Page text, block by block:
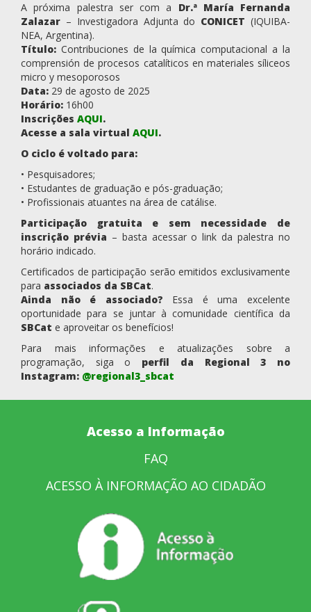
A próxima palestra ser com a Dr.ª María Fernanda
Zalazar – Investigadora Adjunta do CONICET (IQUIBA-
NEA, Argentina).
Título: Contribuciones de la química computacional a la
comprensión de procesos catalíticos en materiales síliceos
micro y mesoporosos
Data: 29 de agosto de 2025
Horário: 16h00
Inscrições AQUI.
Acesse a sala virtual AQUI.
O ciclo é voltado para:
• Pesquisadores;
• Estudantes de graduação e pós-graduação;
• Profissionais atuantes na área de catálise.
Participação gratuita e sem necessidade de
inscrição prévia – basta acessar o link da palestra no
horário indicado.
Certificados de participação serão emitidos exclusivamente
para associados da SBCat.
Ainda não é associado? Essa é uma excelente
oportunidade para se juntar à comunidade científica da
SBCat e aproveitar os benefícios!
Para mais informações e atualizações sobre a
programação, siga o perfil da Regional 3 no
Instagram: @regional3_sbcat
Acesso a Informação
FAQ
ACESSO À INFORMAÇÃO AO CIDADÃO